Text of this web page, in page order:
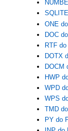
ONE
DOC
RTF
DOTX
DOCM
HWP
WPD
WPS
TMD
PY do